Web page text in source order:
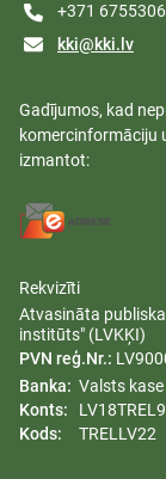
+371
kki@kki.lv
Gadījumos, kad
komercinformāciju
izmantot:
Rekvizīti
Atvasināta
institūts" (LVKĶI)
PVN reģ.Nr.:
Banka: Valsts kase
Konts:
Kods:
TRELLV22